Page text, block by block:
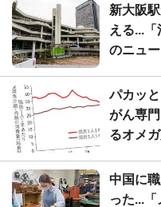
新大阪
える...
のニュ
パカッ
がん専
るオメ
中国に
った...